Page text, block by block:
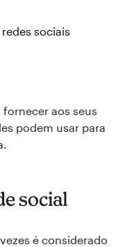
sociais
aos seus
podem usar para
social
é considerado